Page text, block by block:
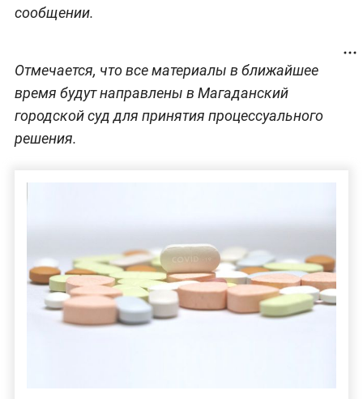
сообщении.
Отмечается, что все материалы в ближайшее
время будут направлены в Магаданский
городской суд для принятия процессуального
решения.